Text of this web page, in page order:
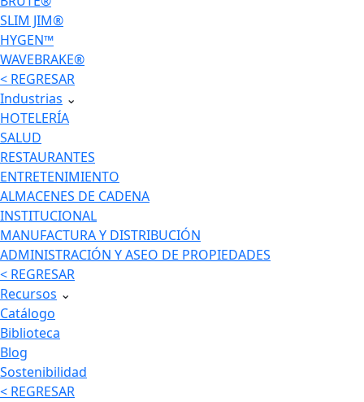
SLIM JIM®
HYGEN™
WAVEBRAKE®
< REGRESAR
Industrias ⌄
HOTELERÍA
SALUD
RESTAURANTES
ENTRETENIMIENTO
ALMACENES DE CADENA
INSTITUCIONAL
MANUFACTURA Y DISTRIBUCIÓN
ADMINISTRACIÓN Y ASEO DE PROPIEDADES
< REGRESAR
Recursos ⌄
Catálogo
Biblioteca
Blog
Sostenibilidad
< REGRESAR